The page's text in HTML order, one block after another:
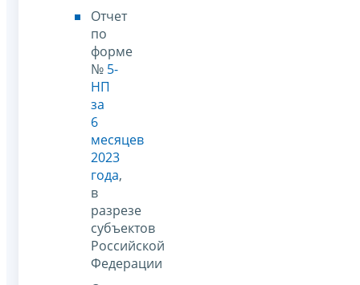
Отчет
по
форме
№ 5-
НП
за
6
месяцев
2023
года,
в
разрезе
субъектов
Российской
Федерации